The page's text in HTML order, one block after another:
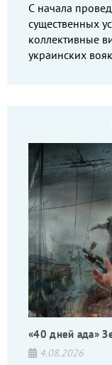
С начала
существенных
коллективные
украинских
«40 дней ада»
4.08.2026